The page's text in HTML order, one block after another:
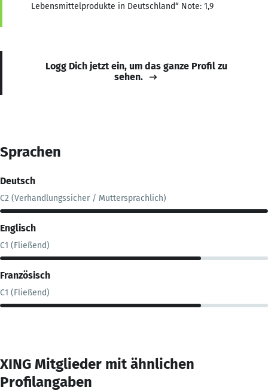
Lebensmittelprodukte in Deutschland“ Note: 1,9
Logg Dich jetzt ein, um das ganze Profil zu
sehen.
Sprachen
Deutsch
C2 (Verhandlungssicher / Muttersprachlich)
Englisch
C1 (Fließend)
Französisch
C1 (Fließend)
XING Mitglieder mit ähnlichen
Profilangaben